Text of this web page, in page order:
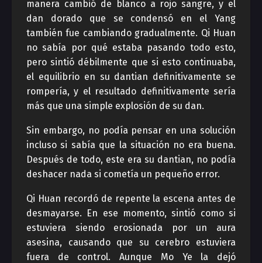
manera cambió de blanco a rojo sangre, y el
dan dorado que se condensó en el Yang
también fue cambiando gradualmente. Qi Huan
no sabía por qué estaba pasando todo esto,
pero sintió débilmente que si esto continuaba,
el equilibrio en su dantian definitivamente se
rompería, y el resultado definitivamente sería
más que una simple explosión de su dan.
Sin embargo, no podía pensar en una solución
incluso si sabía que la situación no era buena.
Después de todo, este era su dantian, no podía
deshacer nada si cometía un pequeño error.
Qi Huan recordó de repente la escena antes de
desmayarse. En ese momento, sintió como si
estuviera siendo erosionada por un aura
asesina, causando que su cerebro estuviera
fuera de control. Aunque Mo Ye la dejó